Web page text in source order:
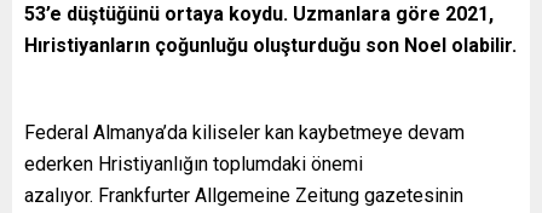
53’e düştüğünü ortaya koydu. Uzmanlara göre 2021,
Hıristiyanların çoğunluğu oluşturduğu son Noel olabilir.
Federal Almanya’da kiliseler kan kaybetmeye devam
ederken Hristiyanlığın toplumdaki önemi
azalıyor. Frankfurter Allgemeine Zeitung gazetesinin